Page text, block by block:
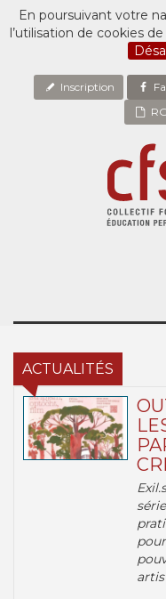
En poursuivant votre
l’utilisation de cookies
Inscription
ACTUALITÉS